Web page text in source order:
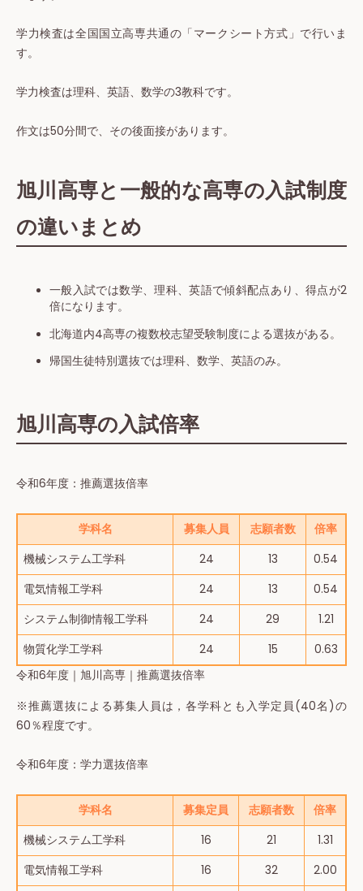
学力検査は全国国立高専共通の「マークシート方式」で行いま
す。
学力検査は理科、英語、数学の3教科です。
作文は50分間で、その後面接があります。
旭川高専と一般的な高専の入試制度
の違いまとめ
一般入試では数学、理科、英語で傾斜配点あり、得点が2
倍になります。
北海道内4高専の複数校志望受験制度による選抜がある。
帰国生徒特別選抜では理科、数学、英語のみ。
旭川高専の入試倍率
令和6年度：推薦選抜倍率
学科名 募集人員 志願者数
倍率
機械システム工学科
24 13
0.54
電気情報工学科
24 13
0.54
システム制御情報工学科
24 29
1.21
物質化学工学科
24 15
0.63
令和6年度｜旭川高専｜推薦選抜倍率
※推薦選抜による募集人員は，各学科とも入学定員(40名)の
60％程度です。
令和6年度：学力選抜倍率
学科名 募集定員 志願者数
倍率
機械システム工学科
16 21
1.31
電気情報工学科
16 32
2.00